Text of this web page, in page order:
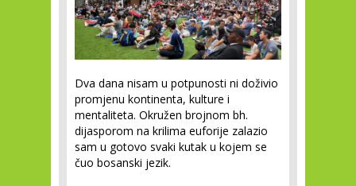
Dva dana nisam u potpunosti ni doživio
promjenu kontinenta, kulture i
mentaliteta. Okružen brojnom bh.
dijasporom na krilima euforije zalazio
sam u gotovo svaki kutak u kojem se
čuo bosanski jezik.